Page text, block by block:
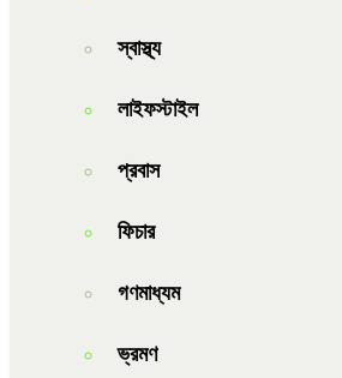
স্বাস্থ্য
লাইফস্টাইল
প্রবাস
ফিচার
গণমাধ্যম
ভ্রমণ